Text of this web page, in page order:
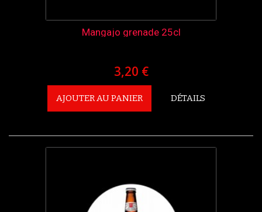
Mangajo grenade 25cl
3,20 €
AJOUTER AU PANIER DÉTAILS